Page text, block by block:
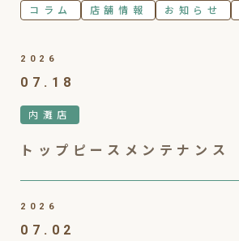
コラム 店舗情報 お知らせ
2026
07.18
内灘店
トップピースメンテナンス
2026
07.02